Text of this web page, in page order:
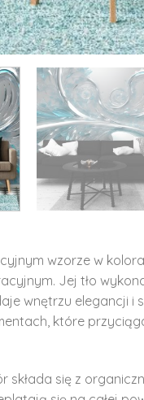
wzorze w
Jej tło
wnętrzu elegancji i
które
składa się z